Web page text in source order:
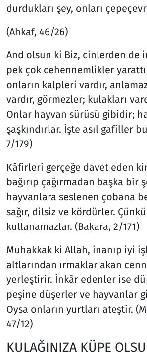
durdukları şey, onları
(Ahkaf, 46/26)
And olsun ki Biz, cinlerden de
pek çok cehennemlikler
onların kalpleri vardır,
vardır, görmezler; kulakları
Onlar hayvan sürüsü gibidir;
şaşkındırlar. İşte asıl gafiller
7/179)
Kâfirleri gerçeğe davet eden
bağırıp çağırmadan başka bir
hayvanlara seslenen çobana
sağır, dilsiz ve kördürler. Çünkü
kullanamazlar. (Bakara, 2/171)
Muhakkak ki Allah, inanıp iyi
altlarından ırmaklar akan
yerleştirir. İnkâr edenler ise
peşine düşerler ve hayvanlar
Oysa onların yurtları ateştir.
47/12)
KULAĞINIZA KÜPE